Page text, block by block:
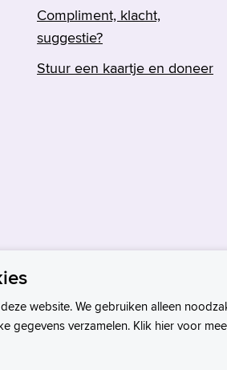
Compliment, klacht,
suggestie?
Stuur een kaartje en doneer
website. We gebruiken alleen
gegevens verzamelen. Klik hier voor